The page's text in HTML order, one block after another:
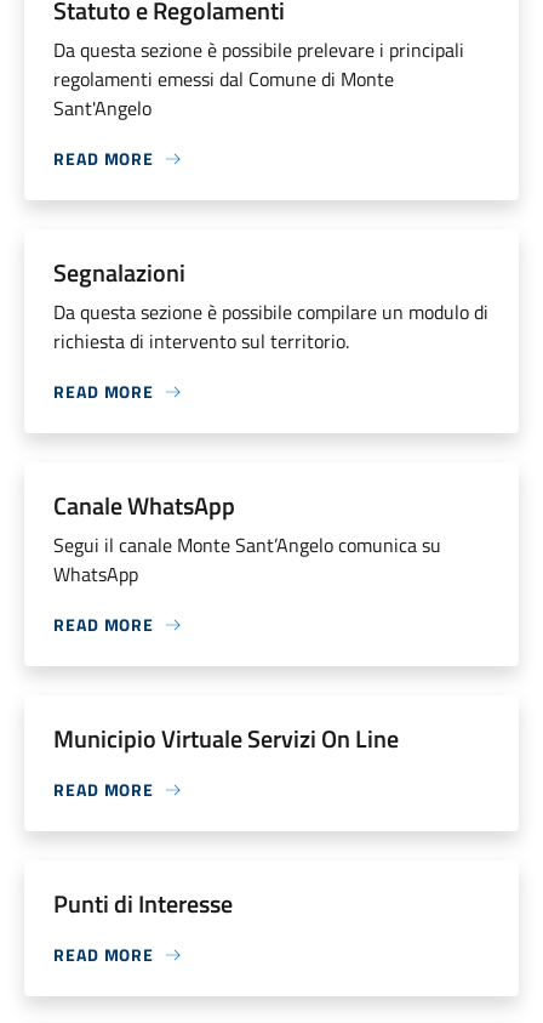
Statuto e Regolamenti
Da questa sezione è possibile prelevare i principali
regolamenti emessi dal Comune di Monte
Sant'Angelo
READ MORE
Segnalazioni
Da questa sezione è possibile compilare un modulo di
richiesta di intervento sul territorio.
READ MORE
Canale WhatsApp
Segui il canale Monte Sant’Angelo comunica su
WhatsApp
READ MORE
Municipio Virtuale Servizi On Line
READ MORE
Punti di Interesse
READ MORE